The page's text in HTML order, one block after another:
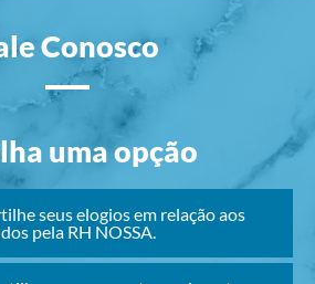
Conosco
uma opção
seus elogios em relação aos
pela RH NOSSA.